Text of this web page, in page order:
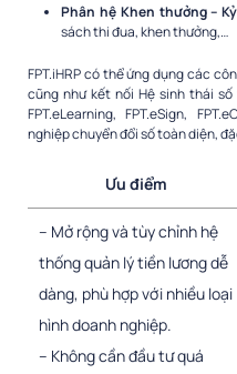
Phân hệ Khen thưởng –
sách thi đua, khen thưởng,…
FPT.iHRP có thể ứng dụng các
cũng như kết nối Hệ sinh thái số
FPT.eLearning, FPT.eSign,
nghiệp chuyển đổi số toàn diện,
Ưu điểm
– Mở rộng và tùy chỉnh hệ
thống quản lý tiền lương dễ
dàng, phù hợp với nhiều loại
hình doanh nghiệp.
– Không cần đầu tư quá